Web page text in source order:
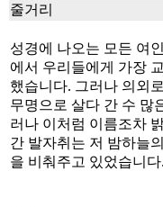
줄거리
성경에 나오는 모든 여
에서 우리들에게 가장
했습니다. 그러나 의외
무명으로 살다 간 수 많
러나 이처럼 이름조차
간 발자취는 저 밤하늘
을 비춰주고 있었습니다.